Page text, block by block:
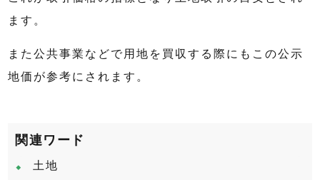
ます。
また公共事業などで用地を買収する際にもこの公示
地価が参考にされます。
関連ワード
土地